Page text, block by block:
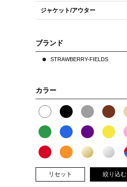
ジャケット/アウター
ブランド
STRAWBERRY-FIELDS
カラー
リセット 絞り込む